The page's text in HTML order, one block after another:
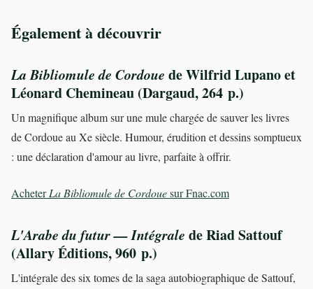
Également à découvrir
La Bibliomule de Cordoue de Wilfrid Lupano et
Léonard Chemineau (Dargaud, 264 p.)
Un magnifique album sur une mule chargée de sauver les livres
de Cordoue au Xe siècle. Humour, érudition et dessins somptueux
: une déclaration d'amour au livre, parfaite à offrir.
AcheterLa Bibliomule de Cordouesur Fnac.com
L'Arabe du futur — Intégrale de Riad Sattouf
(Allary Éditions, 960 p.)
L'intégrale des six tomes de la saga autobiographique de Sattouf,